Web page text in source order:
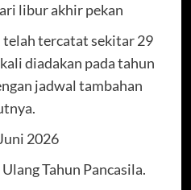
libur akhir pekan
tercatat sekitar 29
diadakan pada tahun
jadwal tambahan
2026
Tahun Pancasila.